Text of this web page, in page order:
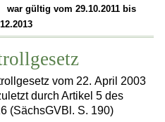
war gültig vom 29.10.2011 bis
vom 22. April 2003
durch Artikel 5 des
(SächsGVBl. S. 190)